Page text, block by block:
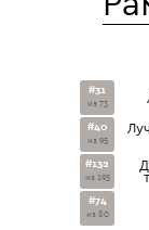
#31
из 73
#40
из 95
#132
из 195
#74
из 80